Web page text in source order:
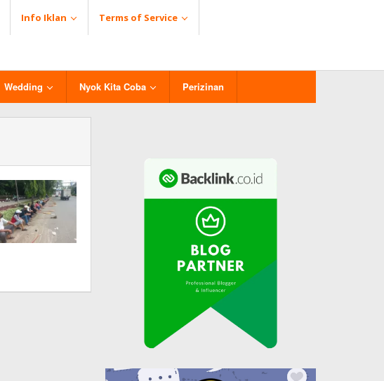
Info Iklan Terms of Service
Wedding Nyok Kita Coba Perizinan